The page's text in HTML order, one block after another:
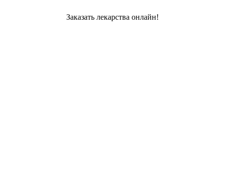
Заказать лекарства онлайн!